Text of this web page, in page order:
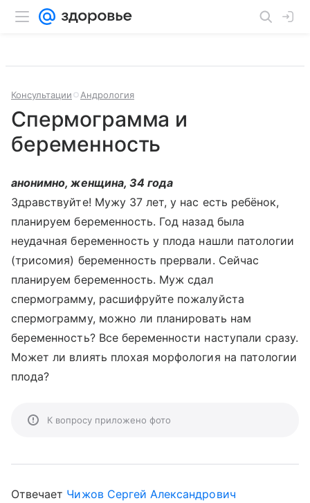
Консультации Андрология
Спермограмма и
беременность
анонимно, женщина, 34 года
Здравствуйте! Мужу 37 лет, у нас есть ребёнок,
планируем беременность. Год назад была
неудачная беременность у плода нашли патологии
(трисомия) беременность прервали. Сейчас
планируем беременность. Муж сдал
спермограмму, расшифруйте пожалуйста
спермограмму, можно ли планировать нам
беременность? Все беременности наступали сразу.
Может ли влиять плохая морфология на патологии
плода?
К вопросу приложено фото
Отвечает Чижов Сергей Александрович